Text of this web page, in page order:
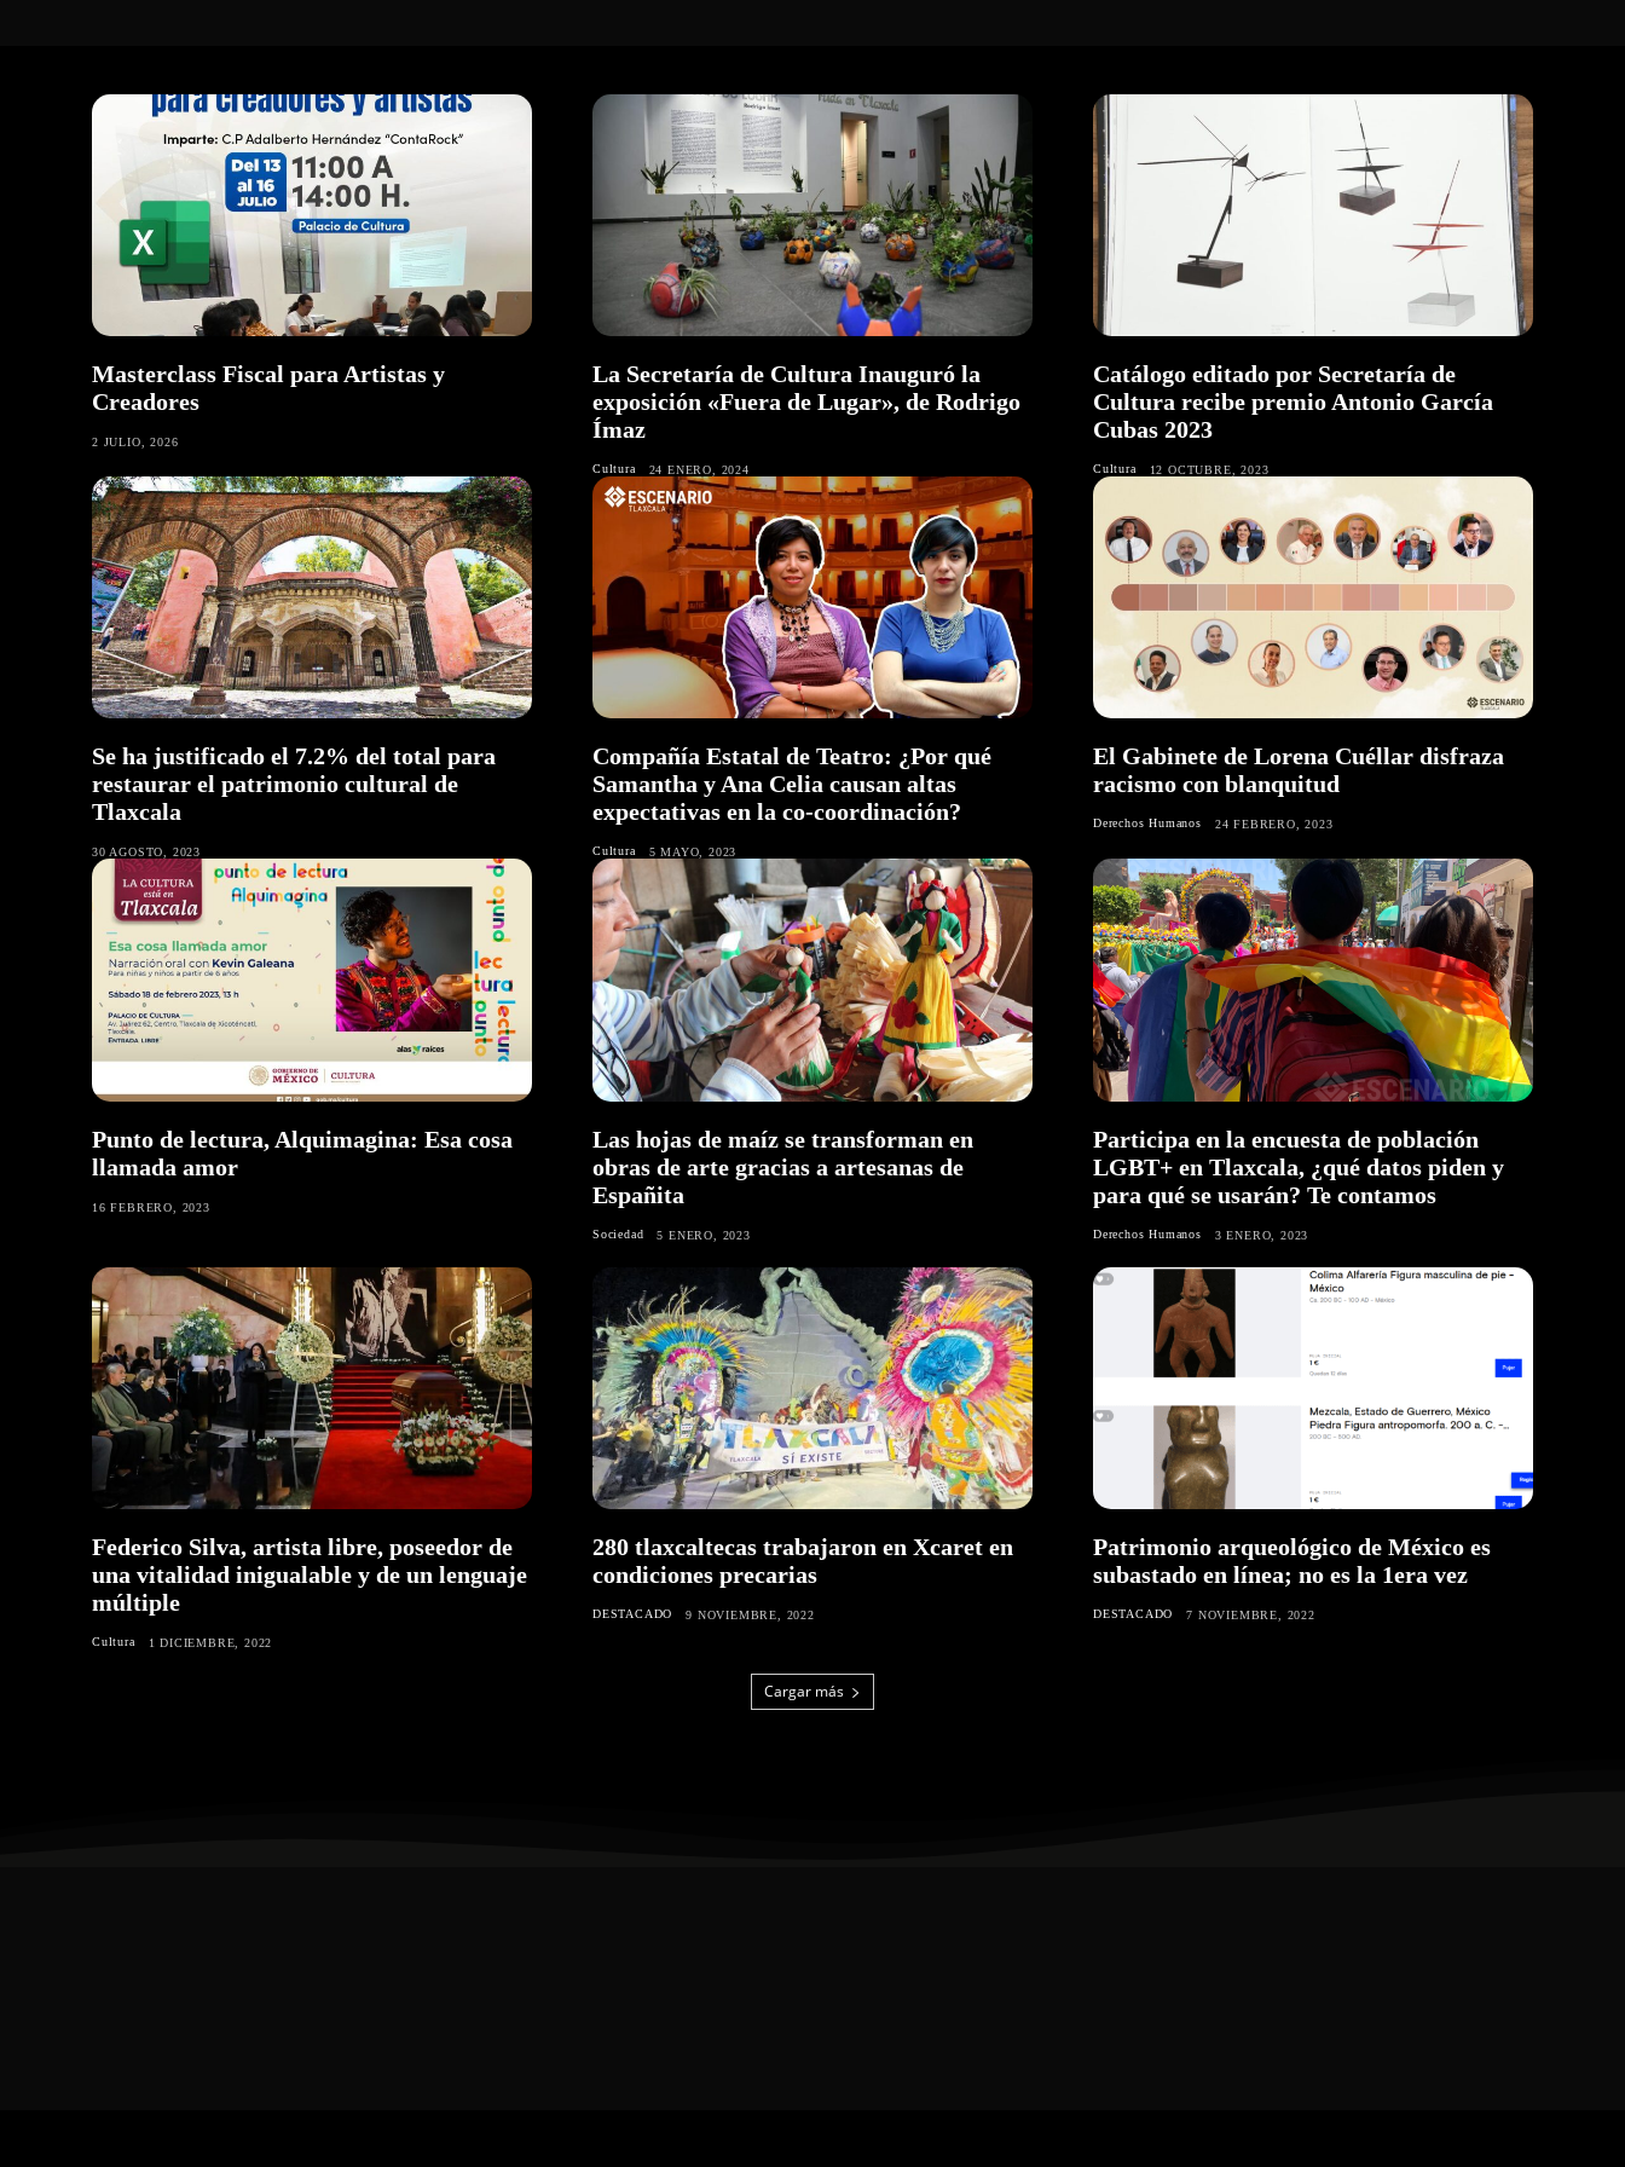
Masterclass Fiscal para Artistas y
Creadores
2 JULIO, 2026
La Secretaría de Cultura Inauguró la
exposición «Fuera de Lugar», de Rodrigo
Ímaz
Cultura 24 ENERO, 2024
Catálogo editado por Secretaría de
Cultura recibe premio Antonio García
Cubas 2023
Cultura 12 OCTUBRE, 2023
Se ha justificado el 7.2% del total para
restaurar el patrimonio cultural de
Tlaxcala
30 AGOSTO, 2023
Compañía Estatal de Teatro: ¿Por qué
Samantha y Ana Celia causan altas
expectativas en la co-coordinación?
Cultura 5 MAYO, 2023
El Gabinete de Lorena Cuéllar disfraza
racismo con blanquitud
Derechos Humanos 24 FEBRERO, 2023
Punto de lectura, Alquimagina: Esa cosa
llamada amor
16 FEBRERO, 2023
Las hojas de maíz se transforman en
obras de arte gracias a artesanas de
Españita
Sociedad 5 ENERO, 2023
Participa en la encuesta de población
LGBT+ en Tlaxcala, ¿qué datos piden y
para qué se usarán? Te contamos
Derechos Humanos 3 ENERO, 2023
Federico Silva, artista libre, poseedor de
una vitalidad inigualable y de un lenguaje
múltiple
Cultura 1 DICIEMBRE, 2022
280 tlaxcaltecas trabajaron en Xcaret en
condiciones precarias
DESTACADO 9 NOVIEMBRE, 2022
Patrimonio arqueológico de México es
subastado en línea; no es la 1era vez
DESTACADO 7 NOVIEMBRE, 2022
Cargar más